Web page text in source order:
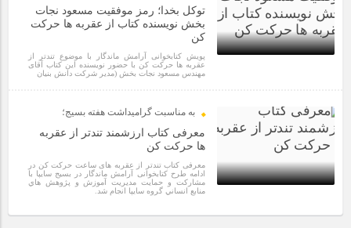
مراسم عزاداری و ذکرمصیبت سالروز شهادت امام محمدتقی(ع) در
شرکت زامیاد
دانش‌آموزان از خطوط تولید مگاموتور
مراسم بزرگداشت سالروز آزادسازی خرمشهر در شرکت پارس خودرو
برگزار شد
توکل بخدا؛ رمز موفقیت مسعود نجات
بخش نویسنده کتاب از عقربه ها حرکت
کن
پویش کتابخوانی آرامش ماندگار با موضوع تندتر از
عقربه ها حرکت کن با حضور نویسنده این کتاب آقای
مهندس مسعود نجات بخش (مدیر شرکت دانش بنیان
به مناسبت گرامیداشت هفته بسیج؛
معرفی کتاب ارزشمند تندتر از عقربه
ها حرکت کن
معرفی کتاب تندتر از عقربه های ساعت حرکت کن در
ادامه طرح کتابخوانی آرامش ماندگار در بسیج سایپا با
مشاركت و حمايت مديريت آموزش و پژوهش هاي
منابع انساني گروه سايپا انجام شد.